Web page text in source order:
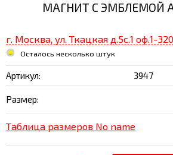
МАГНИТ С ЭМБЛЕМОЙ
г. Москва, ул. Ткацкая д.5с.1 оф.1-320
Осталось несколько штук
Артикул: 3947
Размер:
Таблица размеров No name